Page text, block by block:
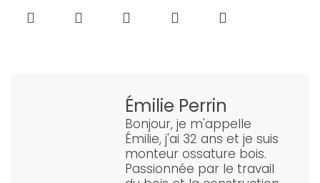
Émilie Perrin
Bonjour, je m'appelle
Émilie, j'ai 32 ans et je suis
monteur ossature bois.
Passionnée par le travail